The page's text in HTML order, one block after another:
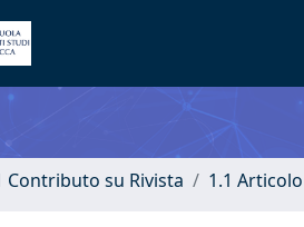
Contributo su Rivista 1.1